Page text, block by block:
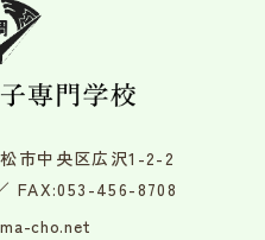
市中央区広沢1-2-2
FAX:053-456-8708
cho.net